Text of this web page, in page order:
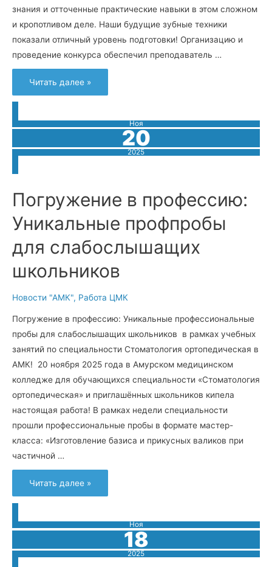
знания и отточенные практические навыки в этом сложном
и кропотливом деле. Наши будущие зубные техники
показали отличный уровень подготовки! Организацию и
проведение конкурса обеспечил преподаватель …
Конкурс
профмастерства:
“Постановка
Читать далее »
Ноя
20
2025
Погружение в профессию:
Уникальные профпробы
для слабослышащих
школьников
Новости "АМК", Работа ЦМК
Погружение в профессию: Уникальные профессиональные
пробы для слабослышащих школьников в рамках учебных
занятий по специальности Стоматология ортопедическая в
АМК! 20 ноября 2025 года в Амурском медицинском
колледже для обучающихся специальности «Стоматология
ортопедическая» и приглашённых школьников кипела
настоящая работа! В рамках недели специальности
прошли профессиональные пробы в формате мастер-
класса: «Изготовление базиса и прикусных валиков при
частичной …
Погружение
в
профессию:
слабослышащих
Читать далее »
Ноя
18
2025